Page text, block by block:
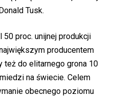
Tusk.
50 proc. unijnej produkcji
producentem
też do elitarnego grona 10
na świecie. Celem
obecnego poziomu